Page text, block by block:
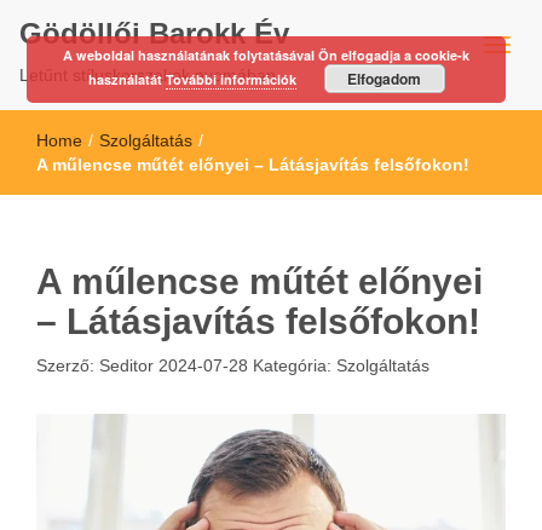
Gödöllői Barokk Év
Letűnt stíluskorszakok nyomában…
Home / Szolgáltatás /
A műlencse műtét előnyei – Látásjavítás felsőfokon!
A műlencse műtét előnyei
– Látásjavítás felsőfokon!
Szerző: Seditor 2024-07-28 Kategória: Szolgáltatás
A weboldal használatának folytatásával Ön elfogadja a cookie-k
használatátTovábbi információk Elfogadom